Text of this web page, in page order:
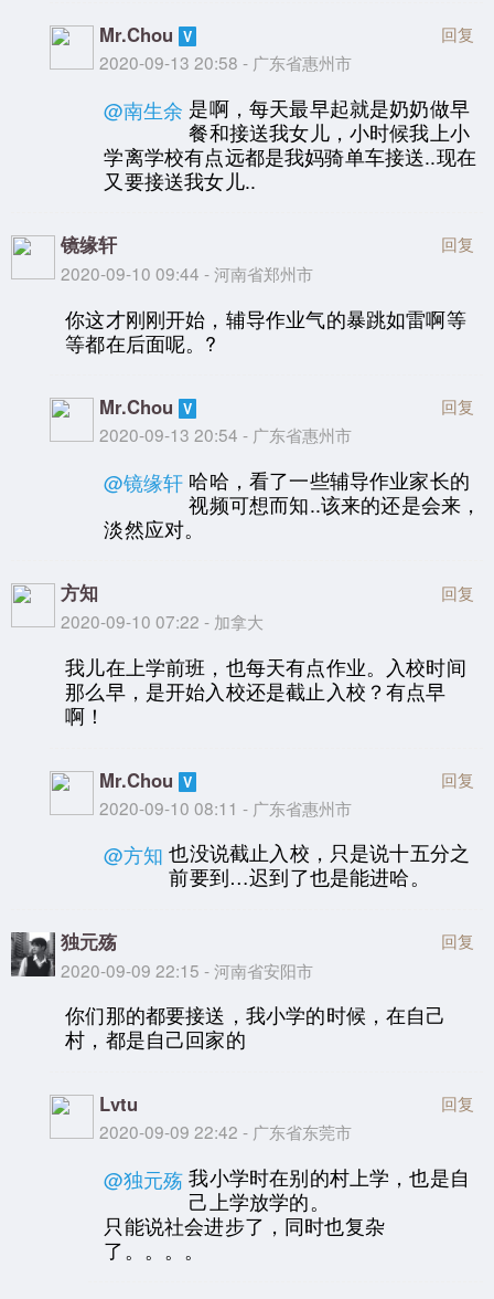
Mr.Chou
2020-09-13 20:58 - 广东省惠州市
回复
@南生余 是啊，每天最早起就是奶奶做早
餐和接送我女儿，小时候我上小
学离学校有点远都是我妈骑单车接送..现在
又要接送我女儿..
镜缘轩
2020-09-10 09:44 - 河南省郑州市
回复
你这才刚刚开始，辅导作业气的暴跳如雷啊等
等都在后面呢。?
Mr.Chou
2020-09-13 20:54 - 广东省惠州市
回复
@镜缘轩 哈哈，看了一些辅导作业家长的
视频可想而知..该来的还是会来，
淡然应对。
方知
2020-09-10 07:22 - 加拿大
回复
我儿在上学前班，也每天有点作业。入校时间
那么早，是开始入校还是截止入校？有点早
啊！
Mr.Chou
2020-09-10 08:11 - 广东省惠州市
回复
@方知 也没说截止入校，只是说十五分之
前要到…迟到了也是能进哈。
独元殇
2020-09-09 22:15 - 河南省安阳市
回复
你们那的都要接送，我小学的时候，在自己
村，都是自己回家的
Lvtu
2020-09-09 22:42 - 广东省东莞市
回复
@独元殇 我小学时在别的村上学，也是自
己上学放学的。
只能说社会进步了，同时也复杂
了。。。。